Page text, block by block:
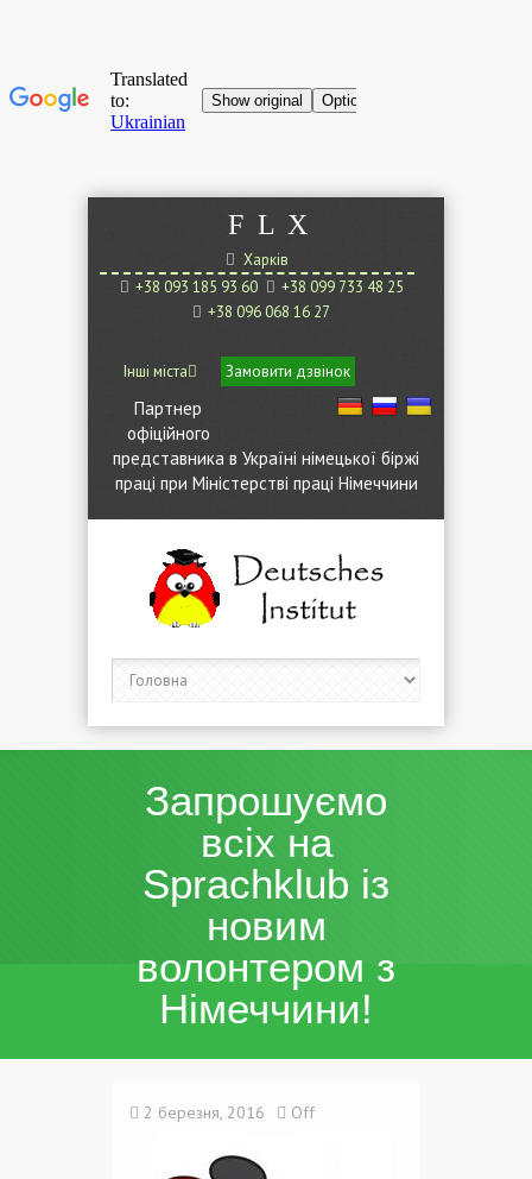
F L X
Харків
+38 093 185 93 60
+38 099 733 48 25
+38 096 068 16 27
Інші міста Замовити дзвінок
Партнер
офіційного
представника в Україні німецької біржі
праці при Міністерстві праці Німеччини
Запрошуємо
всіх на
Sprachklub із
новим
волонтером з
Німеччини!
2 березня, 2016 Off